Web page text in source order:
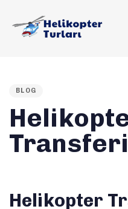
IN:
BLOG
Transferi
Helikopter